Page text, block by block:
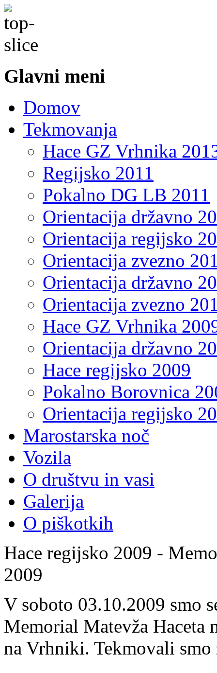
Glavni meni
Domov
Tekmovanja
Hace GZ Vrhnika
Regijsko 2011
Pokalno DG LB 2011
Orientacija državno
Orientacija regijsko
Orientacija zvezno
Orientacija državno
Orientacija zvezno
Hace GZ Vrhnika
Orientacija državno
Hace regijsko 2009
Pokalno Borovnica
Orientacija regijsko
Marostarska noč
Vozila
O društvu in vasi
Galerija
O piškotkih
Hace regijsko 2009 -
2009
V soboto 03.10.2009 smo
Memorial Matevža Haceta
na Vrhniki. Tekmovali smo